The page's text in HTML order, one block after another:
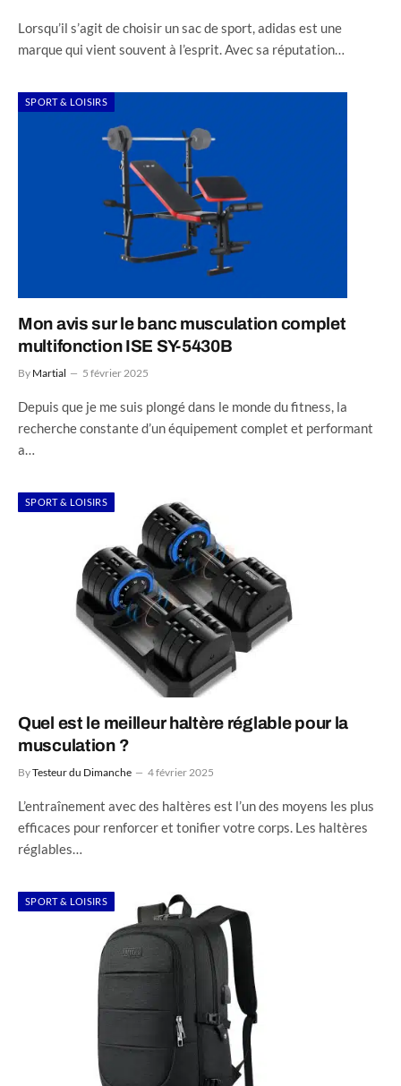
Lorsqu’il s’agit de choisir un sac de sport, adidas est une
marque qui vient souvent à l’esprit. Avec sa réputation…
SPORT & LOISIRS
Mon avis sur le banc musculation complet
multifonction ISE SY-5430B
By Martial 5 février 2025
Depuis que je me suis plongé dans le monde du fitness, la
recherche constante d’un équipement complet et performant
a…
SPORT & LOISIRS
Quel est le meilleur haltère réglable pour la
musculation ?
ByTesteur du Dimanche 4 février 2025
L’entraînement avec des haltères est l’un des moyens les plus
efficaces pour renforcer et tonifier votre corps. Les haltères
réglables…
SPORT & LOISIRS